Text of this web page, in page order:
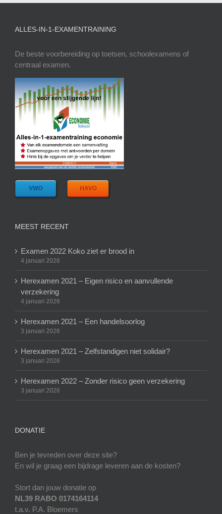
ALLES-IN-1-EXAMENTRAINING
De beste voorbereiding op toetsen, schoolexamens of
centraal examen.
VWO HAVO
MEEST RECENT
Examen 2022 Koko ziet er brood in
4 januari 2026
Herexamen 2021 – Eigen risico en aanvullende
verzekering
4 januari 2026
Herexamen 2021 – Een handelsoorlog
3 januari 2026
Herexamen 2021 – Zelfstandigen niet solidair?
3 januari 2026
Herexamen 2022 – Zonder risico geen verzekering
3 januari 2026
DONATIE
Ben je tevreden over deze site?
En wil je graag een bijdrage leveren aan de kosten?
Stort dan jouw donatie op
NL39 RABO 0174164114
t.a.v. P.A. Bloemers